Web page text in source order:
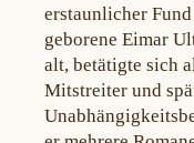
erstaunlicher
geborene Eimar
alt, betätigte sich
Mitstreiter und